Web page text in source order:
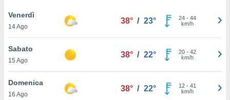
nella
cookie
il tuo
in
Venerdì
14 Ago
38° / 23° 24- 44
km/h
Sabato
15 Ago
38° / 22° 20- 42
km/h
Domenica
16 Ago
38° / 22° 12- 41
km/h